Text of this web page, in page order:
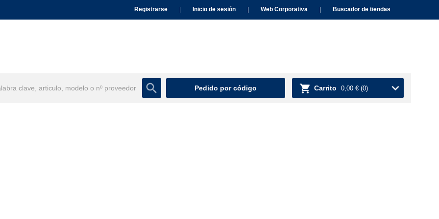
Registrarse Inicio de sesión Web Corporativa Buscador de tiendas
Pedido por código Carrito 0,00 € (0)